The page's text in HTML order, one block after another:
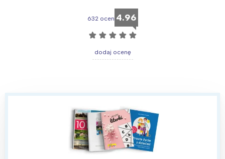
632 ocen 4.96
☆ ☆ ☆ ☆ ☆
dodaj ocenę